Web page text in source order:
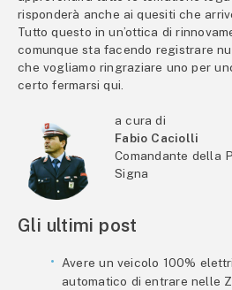
risponderà anche ai quesiti che
Tutto questo in un’ottica di
comunque sta facendo registrare
che vogliamo ringraziare uno per
certo fermarsi qui.
a cura di
Fabio Caciolli
Comandante della
Signa
Gli ultimi post
Avere un veicolo 100%
automatico di entrare nelle